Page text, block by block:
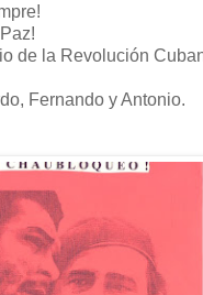
de la Revolución
Fernando y Antonio.